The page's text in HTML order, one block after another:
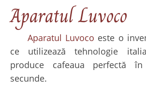
Aparatul Luvoco
Aparatul Luvoco este o
ce utilizează tehnologie
produce cafeaua perfectă
secunde.